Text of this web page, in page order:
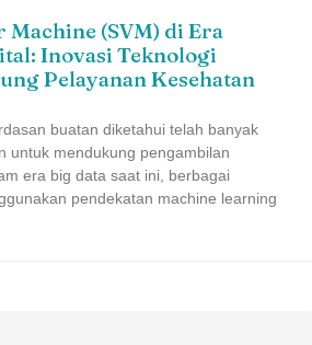
Machine (SVM) di Era
Inovasi Teknologi
Pelayanan Kesehatan
buatan diketahui telah banyak
untuk mendukung pengambilan
era big data saat ini, berbagai
pendekatan machine learning